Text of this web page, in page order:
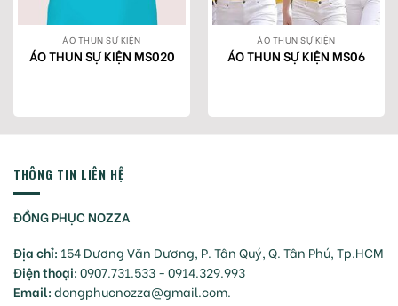
ÁO THUN SỰ KIỆN
ÁO THUN SỰ KIỆN MS020
ÁO THUN SỰ KIỆN
ÁO THUN SỰ KIỆN MS06
THÔNG TIN LIÊN HỆ
ĐỒNG PHỤC NOZZA
Địa chỉ: 154 Dương Văn Dương, P. Tân Quý, Q. Tân Phú, Tp.HCM
Điện thoại:0907.731.533 - 0914.329.993
Email:dongphucnozza@gmail.com.